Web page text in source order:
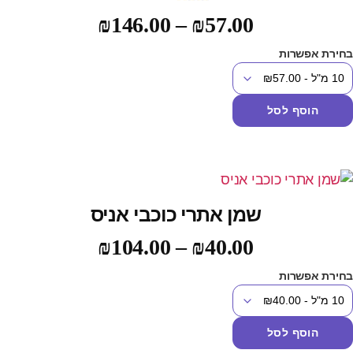
מתוך 5
₪57.00
–
₪146.00
אפשרות
הוסף לסל
שמן אתרי כוכבי אניס
₪40.00
–
₪104.00
אפשרות
הוסף לסל